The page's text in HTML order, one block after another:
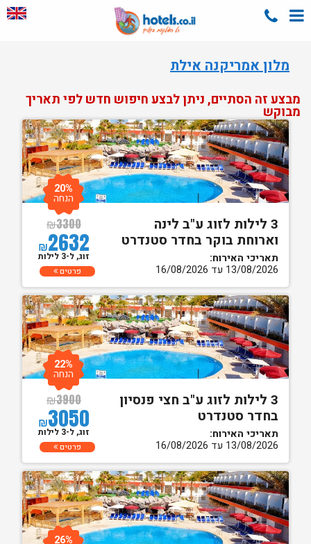
מלון אמריקנה אילת
מבצע זה הסתיים, ניתן לבצע חיפוש חדש לפי תאריך
מבוקש
3 לילות לזוג ע"ב לינה
וארוחת בוקר בחדר סטנדרט
תאריכי האירוח:
13/08/2026 עד 16/08/2026
₪3300
₪2632
20%
הנחה
זוג, ל-3 לילות
פרטים
3 לילות לזוג ע"ב חצי פנסיון
בחדר סטנדרט
תאריכי האירוח:
13/08/2026 עד 16/08/2026
₪3900
₪3050
22%
הנחה
זוג, ל-3 לילות
פרטים
26%